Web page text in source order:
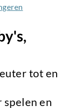
tot en
en